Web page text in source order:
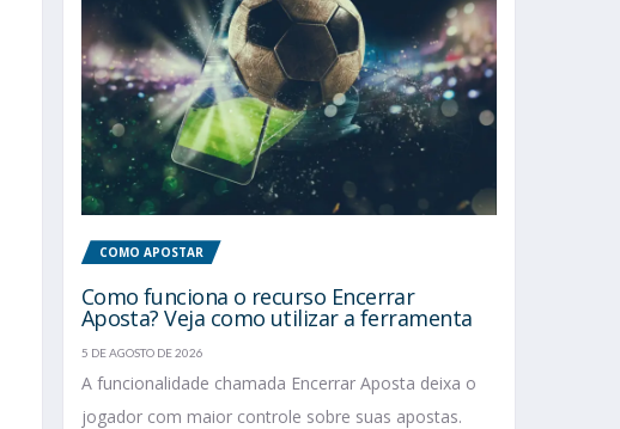
COMO APOSTAR
Como funciona o recurso Encerrar
Aposta? Veja como utilizar a ferramenta
5 DE AGOSTO DE 2026
A funcionalidade chamada Encerrar Aposta deixa o
jogador com maior controle sobre suas apostas.